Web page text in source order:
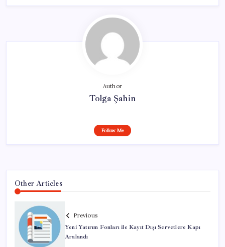
Author
Tolga Şahin
Follow Me
Other Articles
Previous
Yeni Yatırım Fonları ile Kayıt Dışı Servetlere Kapı
Aralandı